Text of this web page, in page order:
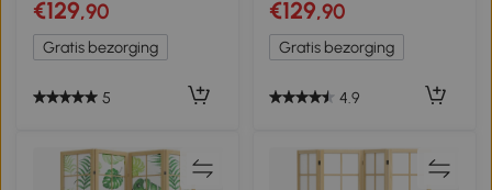
420 x 185 cm, Donkergrijs
€129,90
Gratis bezorging
5
cm, Zwart
€129,90
Gratis bezorging
4.9